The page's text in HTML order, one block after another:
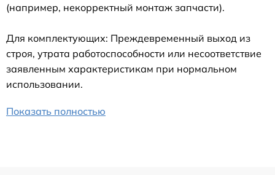
(например, некорректный монтаж запчасти).
Для комплектующих: Преждевременный выход из
строя, утрата работоспособности или несоответствие
заявленным характеристикам при нормальном
использовании.
Показать полностью